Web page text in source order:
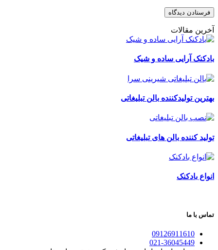
آخرین مقالات
بادکنک آرایی ساده و شیک
بهترین تولیدکننده بالن تبلیغاتی
تولید کننده بالن های تبلیغاتی
انواع بادکنک
تماس با ما
09126911610
021-36045449